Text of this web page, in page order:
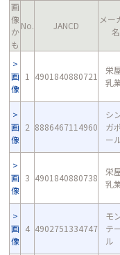
画
像
か
も
No. JANCD
メー
名
画
像
1 4901840880721
栄
乳
画
像
2 8886467114960
シ
ガ
ー
画
像
3 4901840880738
栄
乳
画
像
4 4902751334747
モ
テ
ル